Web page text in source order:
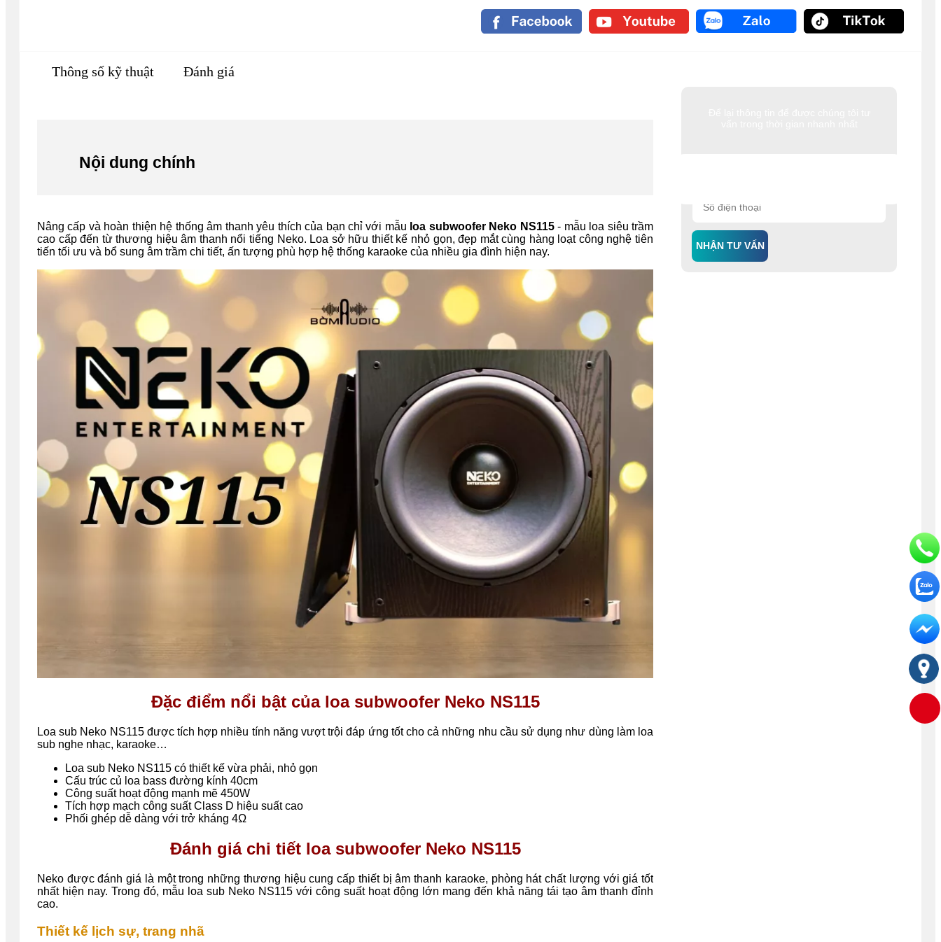
NHẬN TƯ VẤN
Thông số kỹ thuật Đánh giá
Nội dung chính
Nâng cấp và hoàn thiện hệ thống âm thanh yêu thích của bạn chỉ với mẫu loa subwoofer Neko NS115- mẫu loa siêu trầm
cao cấp đến từ thương hiệu âm thanh nổi tiếng Neko. Loa sở hữu thiết kế nhỏ gọn, đẹp mắt cùng hàng loạt công nghệ tiên
tiến tối ưu và bổ sung âm trầm chi tiết, ấn tượng phù hợp hệ thống karaoke của nhiều gia đình hiện nay.
Đặc điểm nổi bật của loa subwoofer Neko NS115
Loa sub Neko NS115 được tích hợp nhiều tính năng vượt trội đáp ứng tốt cho cả những nhu cầu sử dụng như dùng làm loa
sub nghe nhạc, karaoke…
Loa sub Neko NS115 có thiết kế vừa phải, nhỏ gọn
Cấu trúc củ loa bass đường kính 40cm
Công suất hoạt động mạnh mẽ 450W
Tích hợp mạch công suất Class D hiệu suất cao
Phối ghép dễ dàng với trở kháng 4Ω
Đánh giá chi tiết loa subwoofer Neko NS115
Neko được đánh giá là một trong những thương hiệu cung cấp thiết bị âm thanh karaoke, phòng hát chất lượng với giá tốt
nhất hiện nay. Trong đó, mẫu loa sub Neko NS115 với công suất hoạt động lớn mang đến khả năng tái tạo âm thanh đỉnh
cao.
Thiết kế lịch sự, trang nhã